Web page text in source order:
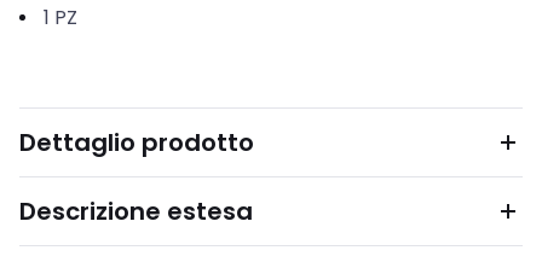
1 PZ
Dettaglio prodotto
Descrizione estesa